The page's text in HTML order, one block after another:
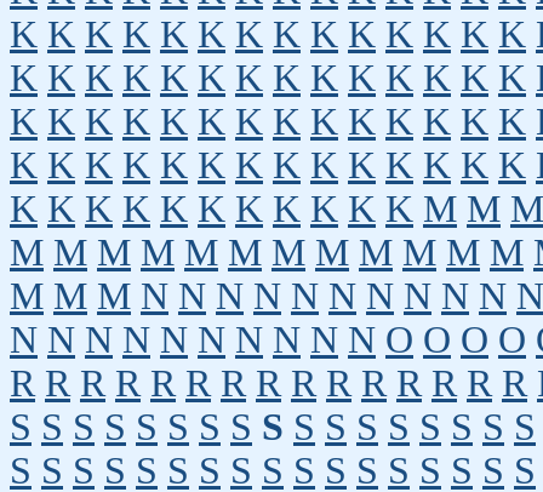
K K K K K K K K K K K K K K
K K K K K K K K K K K K K K
K K K K K K K K K K K K K K
K K K K K K K K K K K K K K
K K K K K K K K K K K M M M
M M M M M M M M M M M M
M M M N N N N N N N N N N N
N N N N N N N N N N O O O O
R R R R R R R R R R R R R R R
S S S S S S S S S S S S S S S S S
S S S S S S S S S S S S S S S S S